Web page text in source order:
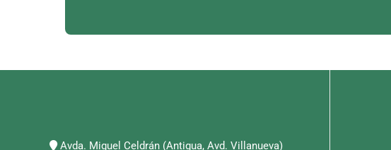
Avda. Miguel Celdrán (Antigua, Avd. Villanueva)